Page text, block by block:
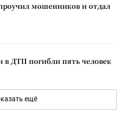
мошенников и отдал
в ДТП погибли пять человек
ещё